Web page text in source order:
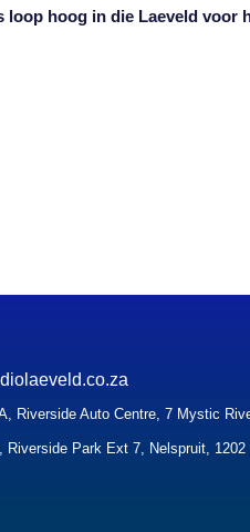
loop hoog in die Laeveld voor
Riverside Auto Centre, 7 Mystic
Riverside Park Ext 7, Nelspruit, 1202